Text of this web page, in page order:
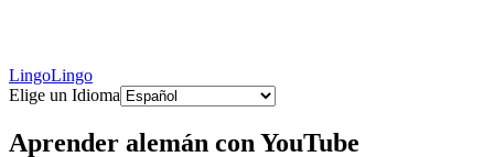
LingoLingo
Elige un Idioma
Aprender alemán con YouTube